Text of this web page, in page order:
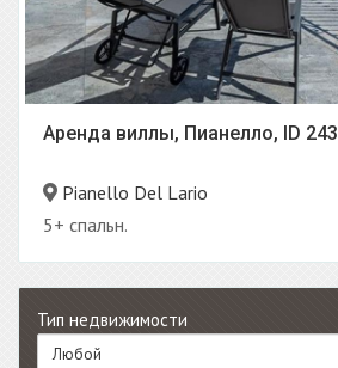
Аренда виллы, Пианелло, ID 243
Pianello Del Lario
5+ спальн.
Тип недвижимости
Любой